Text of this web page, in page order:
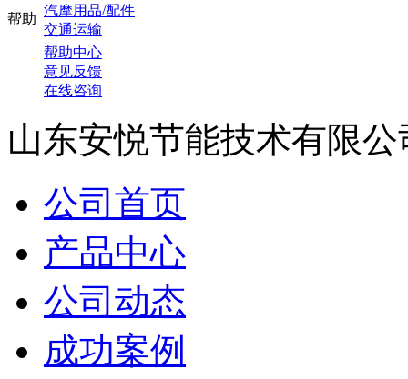
汽摩用品/配件
交通运输
帮助
帮助中心
意见反馈
在线咨询
山东安悦节能技术有限公
公司首页
产品中心
公司动态
成功案例